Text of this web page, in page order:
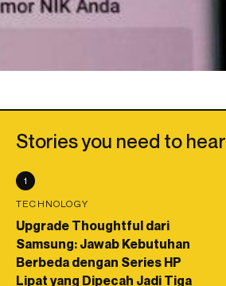
Stories you need to hear
1
TECHNOLOGY
Upgrade Thoughtful dari
Samsung: Jawab Kebutuhan
Berbeda dengan Series HP
Lipat yang Dipecah Jadi Tiga